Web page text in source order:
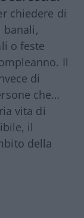
chiedere di
banali,
o feste
Il
di
che…
vita di
il
della